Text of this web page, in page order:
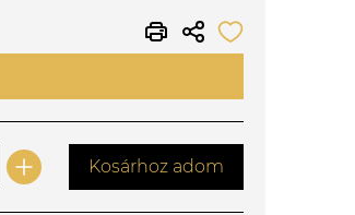
Kosárhoz adom